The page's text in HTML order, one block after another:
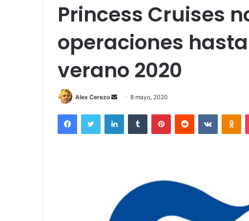
Princess Cruises
operaciones
verano 2020
Alex Cerezo
Send8 mayo, 2020
FacebookTwitter LinkedInTumblr PinterestReddit VKontakte